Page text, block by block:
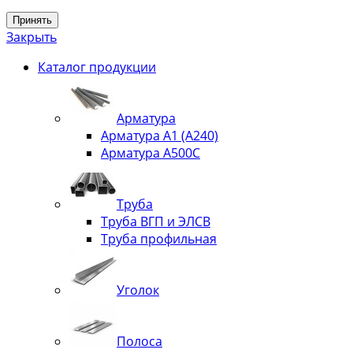
Принять
Закрыть
Каталог продукции
Арматура
Арматура А1 (А240)
Арматура А500С
Труба
Труба ВГП и ЭЛСВ
Труба профильная
Уголок
Полоса